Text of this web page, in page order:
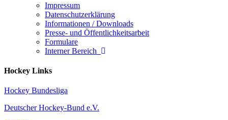
Impressum
Datenschutzerklärung
Informationen / Downloads
Presse- und Öffentlichkeitsarbeit
Formulare
Interner Bereich

Hockey Links
Hockey Bundesliga
Deutscher Hockey-Bund e.V.